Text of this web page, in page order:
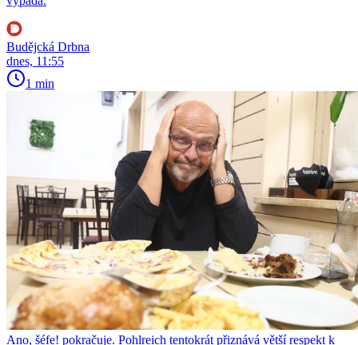
Budějcká Drbna
dnes, 11:55
1 min
Ano, šéfe! pokračuje. Pohlreich tentokrát přiznává větší respekt k